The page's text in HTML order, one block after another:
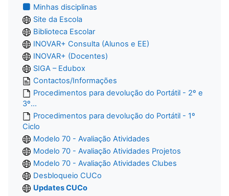
Minhas disciplinas
Site da Escola
Biblioteca Escolar
INOVAR+ Consulta (Alunos e EE)
INOVAR+ (Docentes)
SIGA – Edubox
Contactos/Informações
Procedimentos para devolução do Portátil - 2º e
3º...
Procedimentos para devolução do Portátil - 1º
Ciclo
Modelo 70 - Avaliação Atividades
Modelo 70 - Avaliação Atividades Projetos
Modelo 70 - Avaliação Atividades Clubes
Desbloqueio CUCo
Updates CUCo